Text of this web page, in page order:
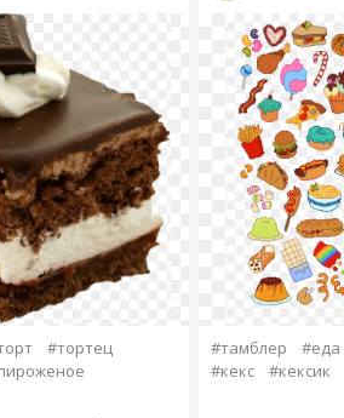
#тортец
#тамблер
#еда
#кекс
#кексик